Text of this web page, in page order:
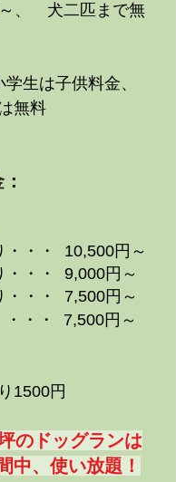
、 犬二匹まで無
学生は子供料金、
無料
・・・ 10,500円～
・・・ 9,000円～
・・・ 7,500円～
・・・ 7,500円～
1500円
のドッグランは
中、使い放題！